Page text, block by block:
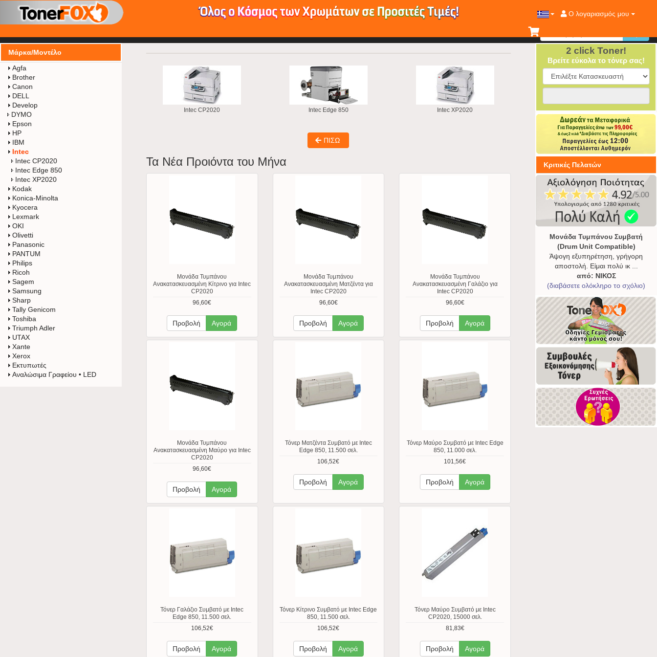
Ο λογαριασμός μου
Μάρκα/Μοντέλο
Agfa
Brother
Canon
DELL
Develop
DYMO
Epson
HP
IBM
Intec
Intec CP2020
Intec Edge 850
Intec XP2020
Kodak
Konica-Minolta
Kyocera
Lexmark
OKI
Olivetti
Panasonic
PANTUM
Philips
Ricoh
Sagem
Samsung
Sharp
Tally Genicom
Toshiba
Triumph Adler
UTAX
Xante
Xerox
Εκτυπωτές
Αναλώσιμα Γραφείου • LED
Intec CP2020 Intec Edge 850 Intec XP2020
ΠΙΣΩ
Τα Νέα Προιόντα του Μήνα
Μονάδα Τυμπάνου
Ανακατασκευασμένη Κίτρινο για Intec
CP2020
96,60€
Προβολή Αγορά
Μονάδα Τυμπάνου
Ανακατασκευασμένη Ματζέντα για
Intec CP2020
96,60€
Προβολή Αγορά
Μονάδα Τυμπάνου
Ανακατασκευασμένη Γαλάζιο για
Intec CP2020
96,60€
Προβολή Αγορά
Μονάδα Τυμπάνου
Ανακατασκευασμένη Μαύρο για Intec
CP2020
96,60€
Προβολή Αγορά
Τόνερ Ματζέντα Συμβατό με Intec
Edge 850, 11.500 σελ.
106,52€
Προβολή Αγορά
Τόνερ Μαύρο Συμβατό με Intec Edge
850, 11.000 σελ.
101,56€
Προβολή Αγορά
Τόνερ Γαλάζιο Συμβατό με Intec
Edge 850, 11.500 σελ.
106,52€
Προβολή Αγορά
Τόνερ Κίτρινο Συμβατό με Intec Edge
850, 11.500 σελ.
106,52€
Προβολή Αγορά
Τόνερ Μαύρο Συμβατό με Intec
CP2020, 15000 σελ.
81,83€
Προβολή Αγορά
2 click Toner!
Βρείτε εύκολα το τόνερ σας!
Κριτικές Πελατών
Μονάδα Τυμπάνου Συμβατή
(Drum Unit Compatible)
Άψογη εξυπηρέτηση, γρήγορη
αποστολή. Είμαι πολύ ικ ...
από: ΝΙΚΟΣ
(διαβάσετε ολόκληρο το σχόλιο)